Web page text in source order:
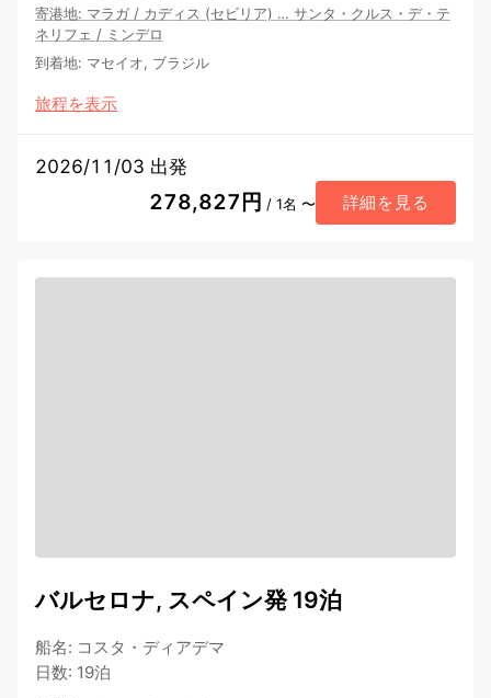
寄港地: マラガ / カディス (セビリア) … サンタ・クルス・デ・テ
ネリフェ / ミンデロ
到着地: マセイオ, ブラジル
旅程を表示
2026/11/03 出発
278,827円 / 1名 〜 詳細を見る
バルセロナ, スペイン発 19泊
船名: コスタ・ディアデマ
日数: 19泊